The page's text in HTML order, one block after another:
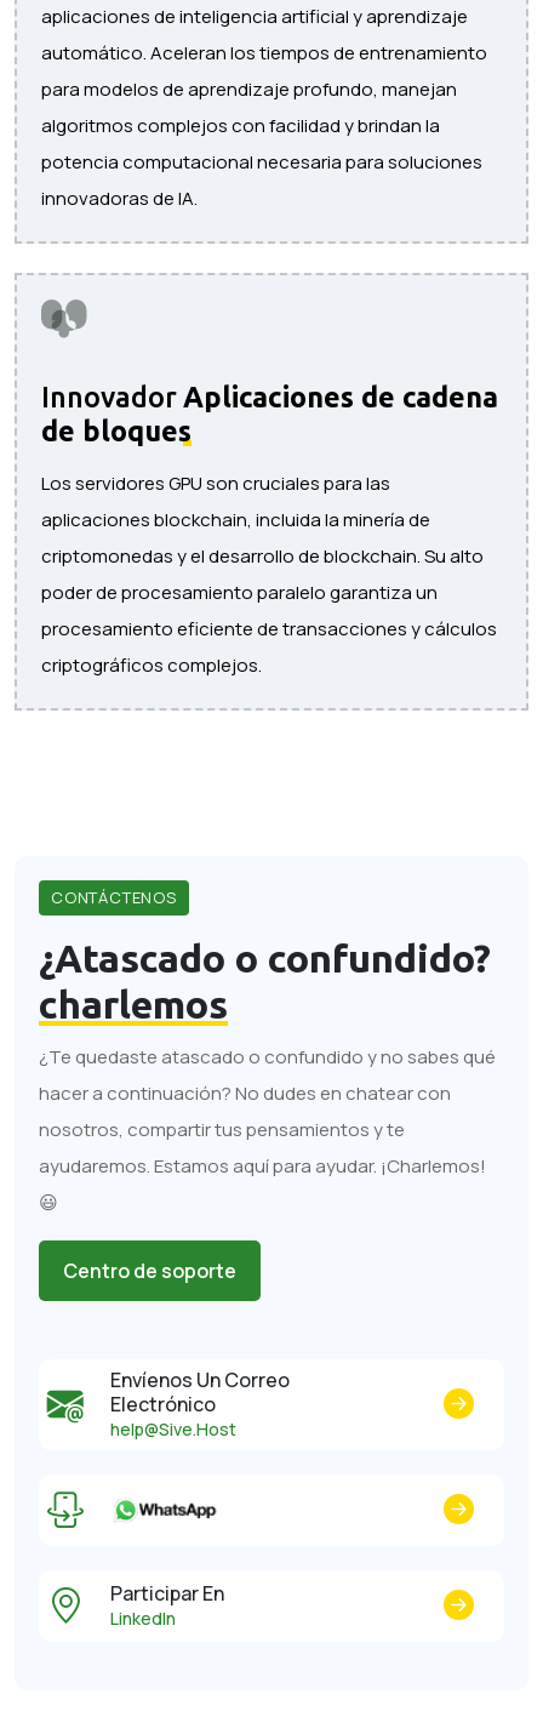
aplicaciones de inteligencia artificial y aprendizaje
automático. Aceleran los tiempos de entrenamiento
para modelos de aprendizaje profundo, manejan
algoritmos complejos con facilidad y brindan la
potencia computacional necesaria para soluciones
innovadoras de IA.
Innovador Aplicaciones de cadena
de bloques
Los servidores GPU son cruciales para las
aplicaciones blockchain, incluida la minería de
criptomonedas y el desarrollo de blockchain. Su alto
poder de procesamiento paralelo garantiza un
procesamiento eficiente de transacciones y cálculos
criptográficos complejos.
CONTÁCTENOS
¿Atascado o confundido?
charlemos
¿Te quedaste atascado o confundido y no sabes qué
hacer a continuación? No dudes en chatear con
nosotros, compartir tus pensamientos y te
ayudaremos. Estamos aquí para ayudar. ¡Charlemos!
😃
Centro de soporte
Envíenos Un Correo
Electrónico
help@Sive.Host
Participar En
LinkedIn